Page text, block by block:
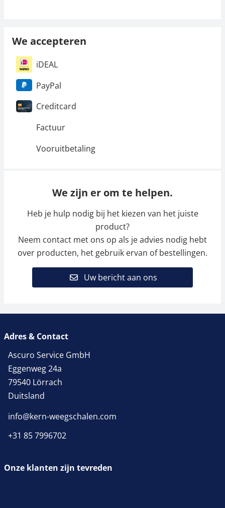
We accepteren
iDEAL
PayPal
Creditcard
Factuur
Vooruitbetaling
We zijn er om te helpen.
Heb je hulp nodig bij het kiezen van het juiste
product?
Neem contact met ons op als je advies nodig hebt
over producten, het gebruik ervan of bestellingen.
Uw bericht aan ons
Adres & Contact
Ascuro Service GmbH
Eggenweg 24a
79540 Lörrach
Duitsland
info@kern-weegschalen.com
+31 85 7996702
Onze klanten zijn tevreden